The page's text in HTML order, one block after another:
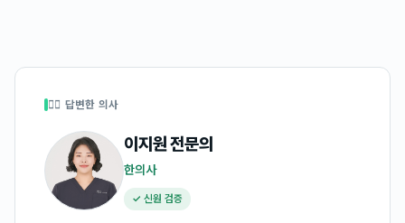
👩‍⚕️ 답변한 의사
이지원전문의
한의사
✓ 신원 검증